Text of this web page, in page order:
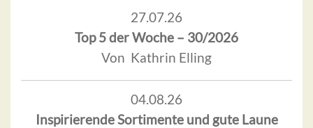
27.07.26
Top 5 der Woche – 30/2026
Von Kathrin Elling
04.08.26
Inspirierende Sortimente und gute Laune